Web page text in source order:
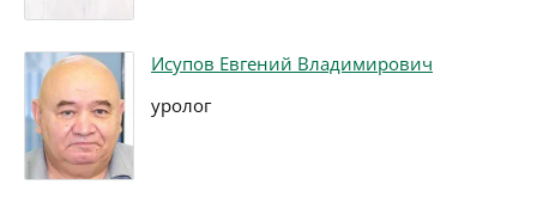
Исупов Евгений Владимирович
уролог